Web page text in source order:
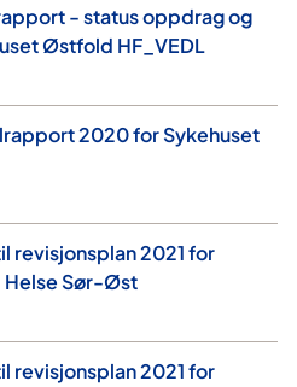
- status oppdrag og
Østfold HF_VEDL
2020 for Sykehuset
revisjonsplan 2021 for
Helse Sør-Øst
revisjonsplan 2021 for